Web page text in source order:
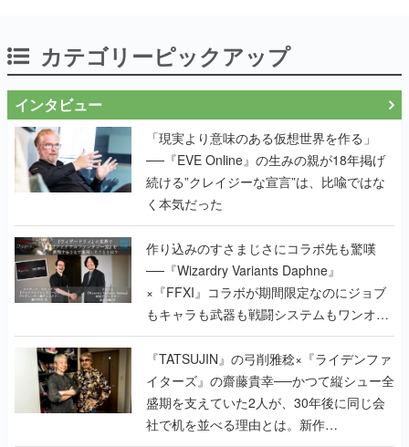
カテゴリーピックアップ
インタビュー
「現実より意味のある仮想世界を作る」
──『EVE Online』の生みの親が18年掲げ
続ける”クレイジーな宣言”は、比喩ではな
く本気だった
作り込みのすさまじさにコラボ先も驚嘆
──『Wizardry Variants Daphne』
×『FFXI』コラボが期間限定なのにジョブ
もキャラも武器も戦闘システムもワンオフ
で作り込まれた理由を両ディレクターに聞
く
『TATSUJIN』の弓削雅稔×『ライデンファ
イターズ』の齋藤貴幸──かつて縦シュー全
盛期を支えていた2人が、30年後に同じ会
社で机を並べる理由とは。新作